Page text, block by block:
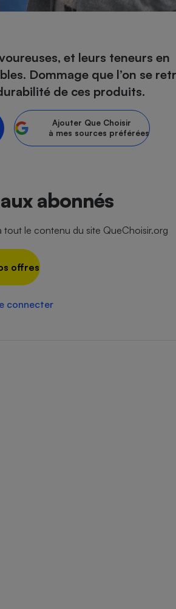
et leurs teneurs en
Dommage que l’on se
de ces produits.
Ajouter Que Choisir
à mes sources préférées
abonnés
le contenu du site QueChoisir.org
offres
connecter
Foie gras
- Comment choisir une
de champagne
Assurance vie
- Ustensile
Ordinateur portable
Aide auditive
Crème solaire